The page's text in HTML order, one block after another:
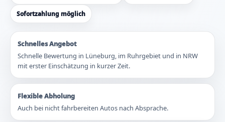
Sofortzahlung möglich
Schnelles Angebot
Schnelle Bewertung in Lüneburg, im Ruhrgebiet und in NRW
mit erster Einschätzung in kurzer Zeit.
Flexible Abholung
Auch bei nicht fahrbereiten Autos nach Absprache.